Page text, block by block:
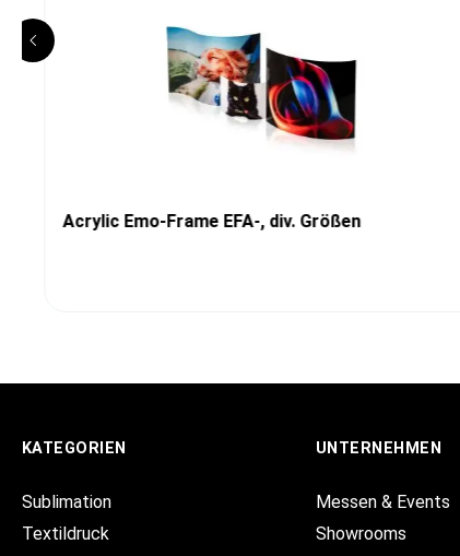
Acrylic Emo-Frame EFA-, div. Größen
KATEGORIEN
Sublimation
Textildruck
UNTERNEHMEN
Messen & Events
Showrooms